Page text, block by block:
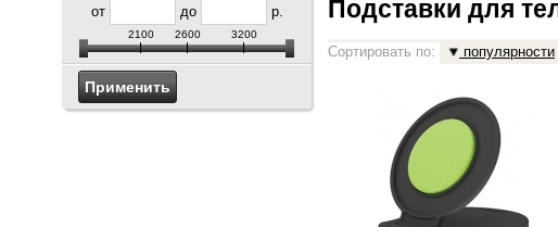
от до р.
2100 2600 3200
Подставки для
Сортировать по: популярности